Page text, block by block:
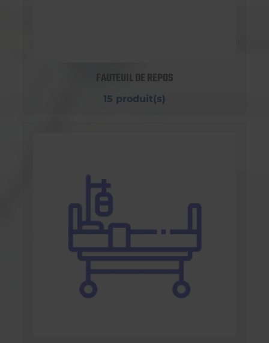
FAUTEUIL DE REPOS
15 produit(s)